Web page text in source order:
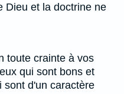
Dieu et la doctrine ne
toute crainte à vos
qui sont bons et
sont d'un caractère